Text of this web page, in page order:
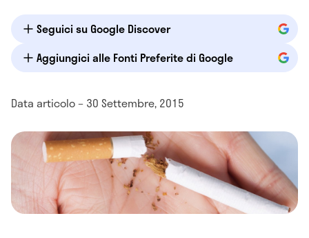
Seguici su Google Discover
Aggiungici alle Fonti Preferite di Google
Data articolo – 30 Settembre, 2015